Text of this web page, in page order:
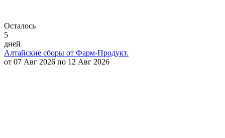
Осталось
5
дней
Алтайские сборы от Фарм-Продукт.
от 07 Авг 2026 по 12 Авг 2026